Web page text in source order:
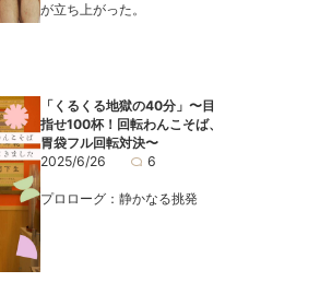
が立ち上がった。
「くるくる地獄の40分」〜目
指せ100杯！回転わんこそば、
胃袋フル回転対決〜
2025/6/26
6
プロローグ：静かなる挑発